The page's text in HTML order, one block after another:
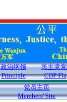
政治纲领
Principle
民主党
CDP
党员主页
Members' Site